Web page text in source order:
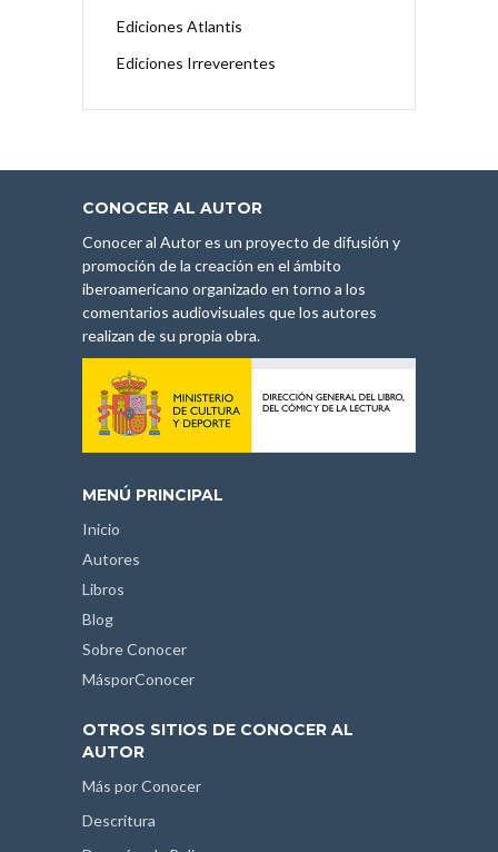
Ediciones Atlantis
Ediciones Irreverentes
CONOCER AL AUTOR
Conocer al Autor es un proyecto de difusión y
promoción de la creación en el ámbito
iberoamericano organizado en torno a los
comentarios audiovisuales que los autores
realizan de su propia obra.
MENÚ PRINCIPAL
Inicio
Autores
Libros
Blog
Sobre Conocer
MásporConocer
OTROS SITIOS DE CONOCER AL
AUTOR
Más por Conocer
Descritura